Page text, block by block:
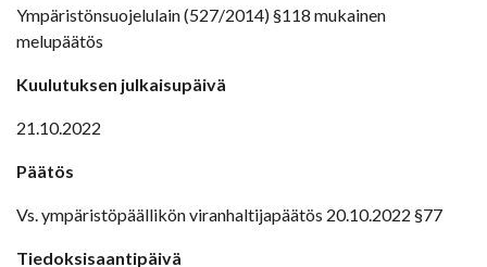
Ympäristönsuojelulain (527/2014) §118 mukainen
melupäätös
Kuulutuksen julkaisupäivä
21.10.2022
Päätös
Vs. ympäristöpäällikön viranhaltijapäätös 20.10.2022 §77
Tiedoksisaantipäivä